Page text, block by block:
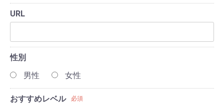
URL
性別
男性
女性
おすすめレベル 必須